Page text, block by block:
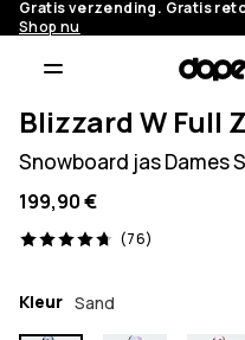
Gratis verzending. Gratis
Shop nu
Blizzard W Full
Snowboard jas Dames
199,90 €
(76)
76 beoordelingen, 4.7/5
Kleur Sand